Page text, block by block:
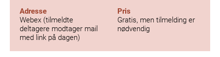
Adresse
Webex (tilmeldte
deltagere modtager mail
med link på dagen)
Pris
Gratis, men tilmelding er
nødvendig